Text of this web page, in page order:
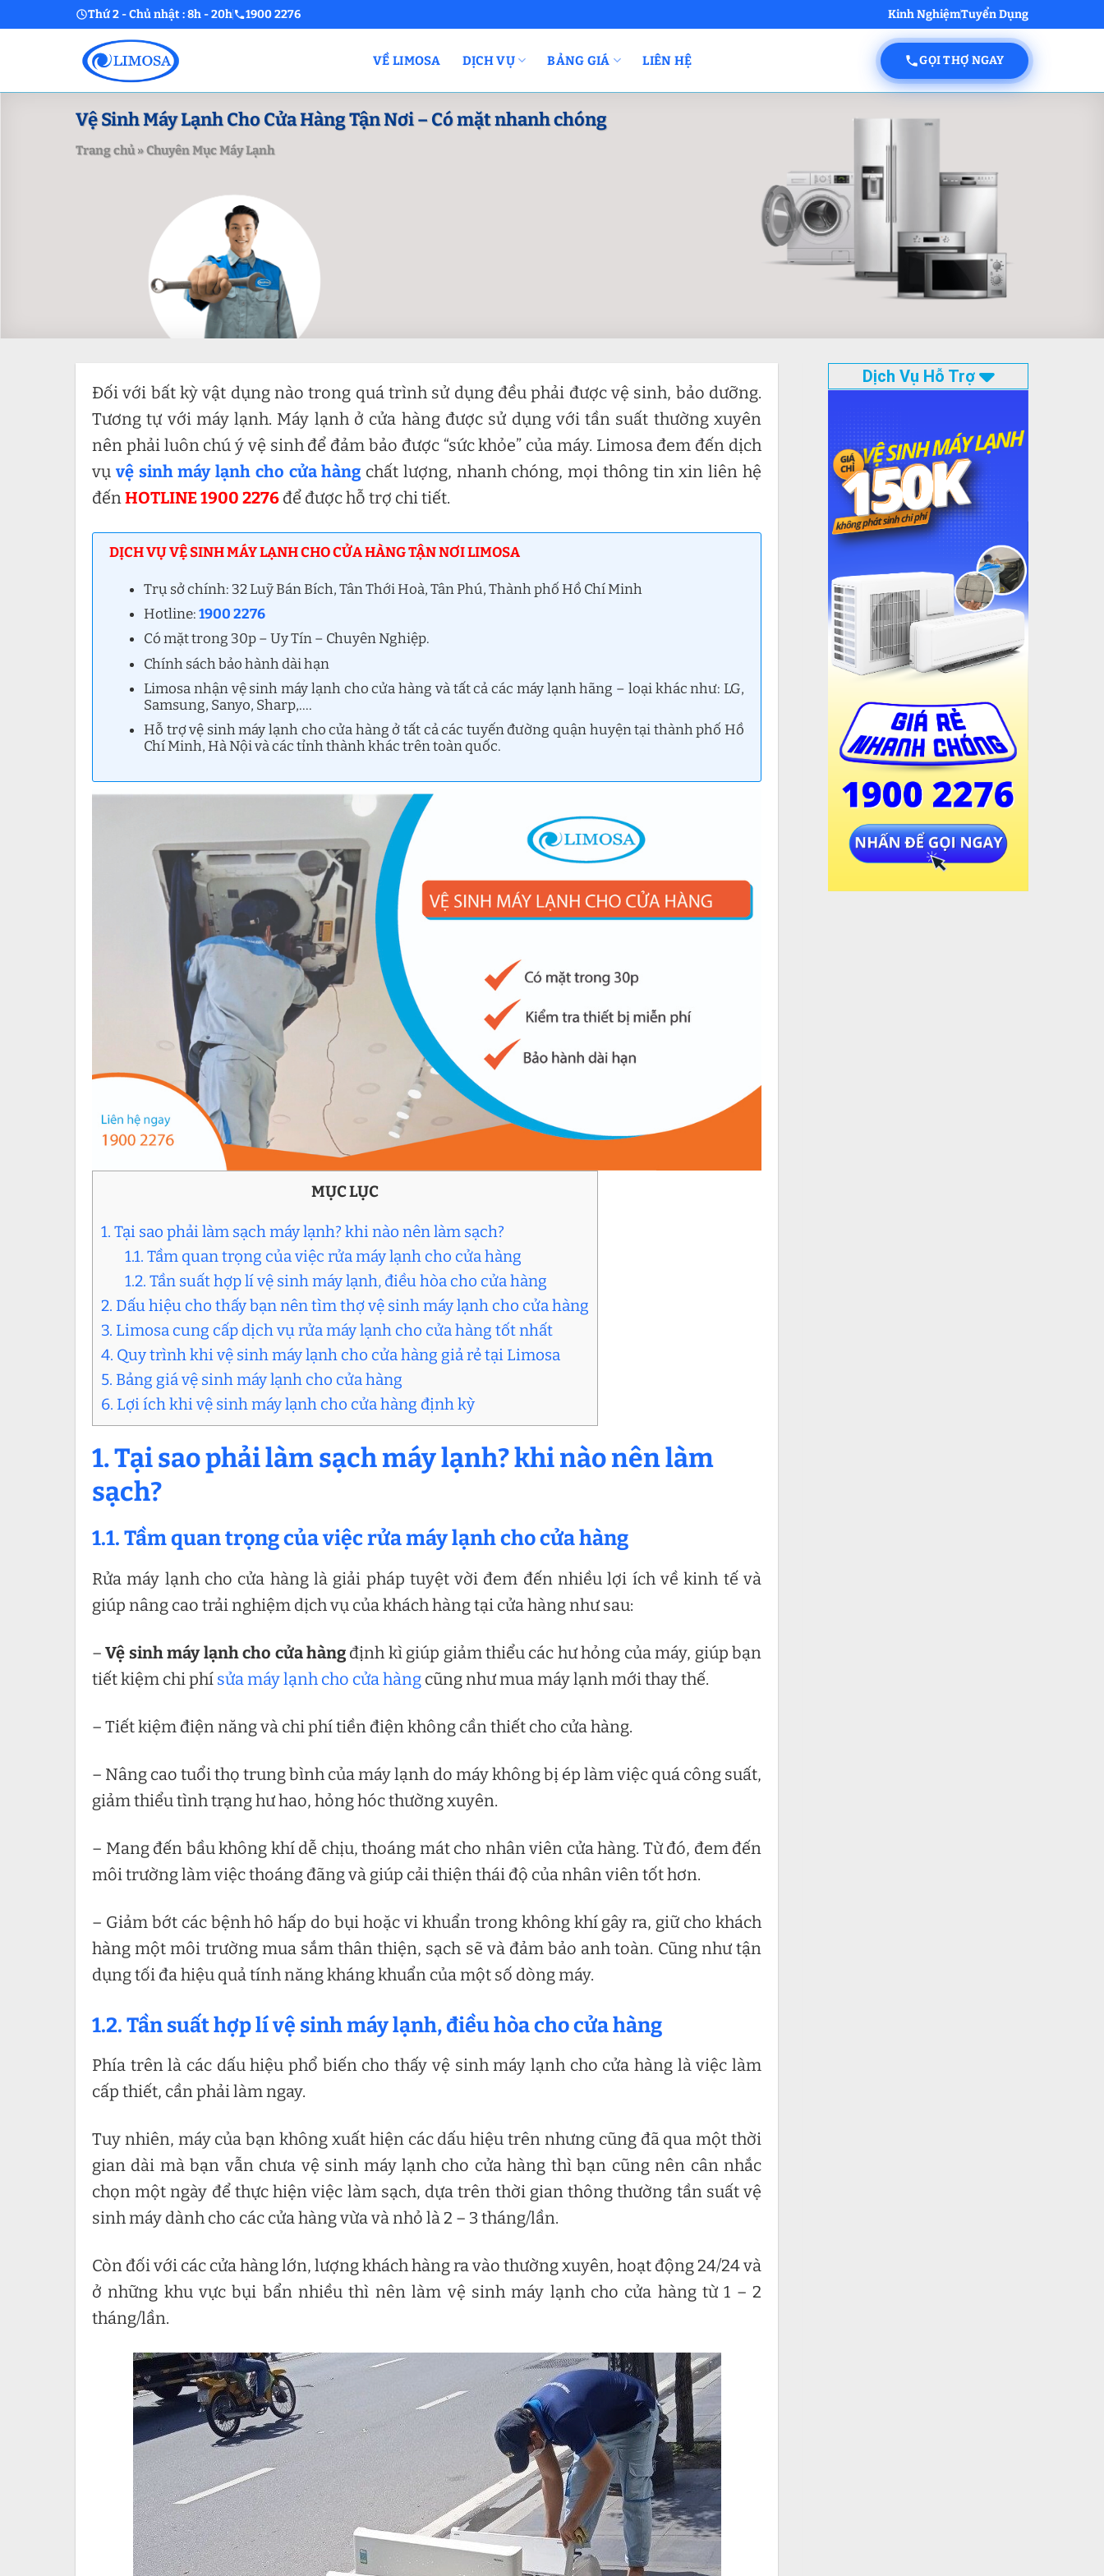
to
Thứ 2 - Chủ nhật : 8h - 20h 1900 2276 Kinh NghiệmTuyển Dụng
VỀ LIMOSA DỊCH VỤ BẢNG GIÁ LIÊN HỆ GỌI THỢ NGAY
Vệ Sinh Máy Lạnh Cho Cửa Hàng Tận Nơi – Có mặt nhanh chóng
Trang chủ»Chuyên Mục Máy Lạnh
Đối với bất kỳ vật dụng nào trong quá trình sử dụng đều phải được vệ sinh, bảo dưỡng.
Tương tự với máy lạnh. Máy lạnh ở cửa hàng được sử dụng với tần suất thường xuyên
nên phải luôn chú ý vệ sinh để đảm bảo được “sức khỏe” của máy. Limosa đem đến dịch
vụ vệ sinh máy lạnh cho cửa hàng chất lượng, nhanh chóng, mọi thông tin xin liên hệ
đếnHOTLINE 1900 2276 để được hỗ trợ chi tiết.
DỊCH VỤ VỆ SINH MÁY LẠNH CHO CỬA HÀNG TẬN NƠI LIMOSA
Trụ sở chính: 32 Luỹ Bán Bích, Tân Thới Hoà, Tân Phú, Thành phố Hồ Chí Minh
Hotline:1900 2276
Có mặt trong 30p – Uy Tín – Chuyên Nghiệp.
Chính sách bảo hành dài hạn
Limosa nhận vệ sinh máy lạnh cho cửa hàng và tất cả các máy lạnh hãng – loại khác như: LG,
Samsung, Sanyo, Sharp,….
Hỗ trợ vệ sinh máy lạnh cho cửa hàng ở tất cả các tuyến đường quận huyện tại thành phố Hồ
Chí Minh, Hà Nội và các tỉnh thành khác trên toàn quốc.
MỤC LỤC
1. Tại sao phải làm sạch máy lạnh? khi nào nên làm sạch?
1.1. Tầm quan trọng của việc rửa máy lạnh cho cửa hàng
1.2. Tần suất hợp lí vệ sinh máy lạnh, điều hòa cho cửa hàng
2. Dấu hiệu cho thấy bạn nên tìm thợ vệ sinh máy lạnh cho cửa hàng
3. Limosa cung cấp dịch vụ rửa máy lạnh cho cửa hàng tốt nhất
4. Quy trình khi vệ sinh máy lạnh cho cửa hàng giả rẻ tại Limosa
5. Bảng giá vệ sinh máy lạnh cho cửa hàng
6. Lợi ích khi vệ sinh máy lạnh cho cửa hàng định kỳ
1. Tại sao phải làm sạch máy lạnh? khi nào nên làm
sạch?
1.1. Tầm quan trọng của việc rửa máy lạnh cho cửa hàng
Rửa máy lạnh cho cửa hàng là giải pháp tuyệt vời đem đến nhiều lợi ích về kinh tế và
giúp nâng cao trải nghiệm dịch vụ của khách hàng tại cửa hàng như sau:
–Vệ sinh máy lạnh cho cửa hàngđịnh kì giúp giảm thiểu các hư hỏng của máy, giúp bạn
tiết kiệm chi phí sửa máy lạnh cho cửa hàng cũng như mua máy lạnh mới thay thế.
– Tiết kiệm điện năng và chi phí tiền điện không cần thiết cho cửa hàng.​
– Nâng cao tuổi thọ trung bình của máy lạnh do máy không bị ép làm việc quá công suất,
giảm thiểu tình trạng hư hao, hỏng hóc thường xuyên.
– Mang đến bầu không khí dễ chịu, thoáng mát cho nhân viên cửa hàng. Từ đó, đem đến
môi trường làm việc thoáng đãng và giúp cải thiện thái độ của nhân viên tốt hơn.
– Giảm bớt các bệnh hô hấp do bụi hoặc vi khuẩn trong không khí gây ra, giữ cho khách
hàng một môi trường mua sắm thân thiện, sạch sẽ và đảm bảo anh toàn. Cũng như tận
dụng tối đa hiệu quả tính năng kháng khuẩn của một số dòng máy.
1.2. Tần suất hợp lí vệ sinh máy lạnh, điều hòa cho cửa hàng
Phía trên là các dấu hiệu phổ biến cho thấy vệ sinh máy lạnh cho cửa hàng là việc làm
cấp thiết, cần phải làm ngay.
Tuy nhiên, máy của bạn không xuất hiện các dấu hiệu trên nhưng cũng đã qua một thời
gian dài mà bạn vẫn chưa vệ sinh máy lạnh cho cửa hàng thì bạn cũng nên cân nhắc
chọn một ngày để thực hiện việc làm sạch, dựa trên thời gian thông thường tần suất vệ
sinh máy dành cho các cửa hàng vừa và nhỏ là 2 – 3 tháng/lần.
Còn đối với các cửa hàng lớn, lượng khách hàng ra vào thường xuyên, hoạt động 24/24 và
ở những khu vực bụi bẩn nhiều thì nên làm vệ sinh máy lạnh cho cửa hàng từ 1 – 2
tháng/lần.
Dịch Vụ Hỗ Trợ